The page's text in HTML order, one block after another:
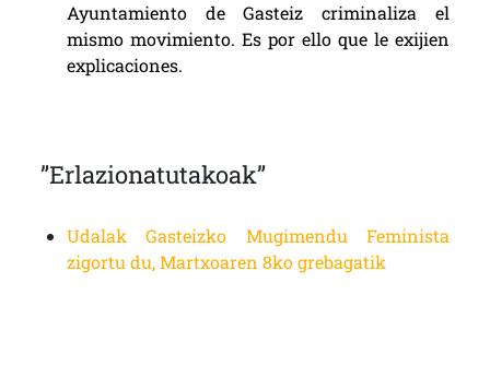
Ayuntamiento de Gasteiz criminaliza el
mismo movimiento. Es por ello que le exijien
explicaciones.
”Erlazionatutakoak”
Udalak Gasteizko Mugimendu Feminista
zigortu du, Martxoaren 8ko grebagatik